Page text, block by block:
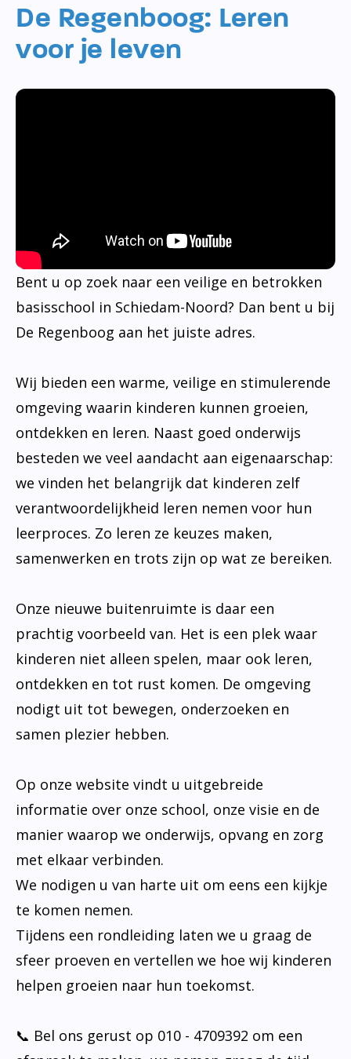
De Regenboog: Leren
voor je leven
Bent u op zoek naar een veilige en betrokken
basisschool in Schiedam-Noord? Dan bent u bij
De Regenboog aan het juiste adres.
Wij bieden een warme, veilige en stimulerende
omgeving waarin kinderen kunnen groeien,
ontdekken en leren. Naast goed onderwijs
besteden we veel aandacht aan eigenaarschap:
we vinden het belangrijk dat kinderen zelf
verantwoordelijkheid leren nemen voor hun
leerproces. Zo leren ze keuzes maken,
samenwerken en trots zijn op wat ze bereiken.
Onze nieuwe buitenruimte is daar een
prachtig voorbeeld van. Het is een plek waar
kinderen niet alleen spelen, maar ook leren,
ontdekken en tot rust komen. De omgeving
nodigt uit tot bewegen, onderzoeken en
samen plezier hebben.
Op onze website vindt u uitgebreide
informatie over onze school, onze visie en de
manier waarop we onderwijs, opvang en zorg
met elkaar verbinden.
We nodigen u van harte uit om eens een kijkje
te komen nemen.
Tijdens een rondleiding laten we u graag de
sfeer proeven en vertellen we hoe wij kinderen
helpen groeien naar hun toekomst.
📞 Bel ons gerust op 010 - 4709392 om een